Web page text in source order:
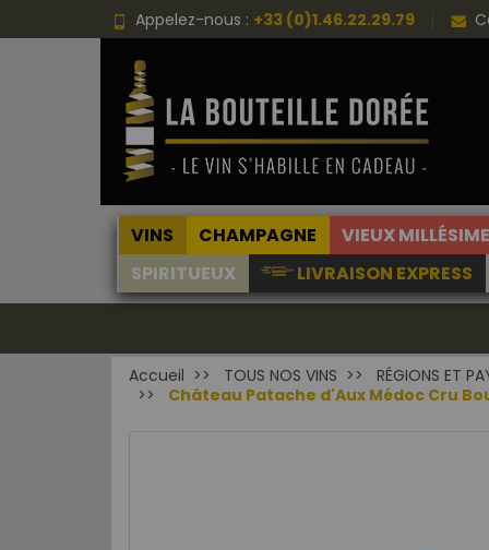
Appelez-nous : +33 (0)1.46.22.29.79
VINS CHAMPAGNE VIEUX
SPIRITUEUX
LIVRAISON EXPRESS
Accueil TOUS NOS VINS RÉGIONS ET
Château Patache d'Aux Médoc Cru